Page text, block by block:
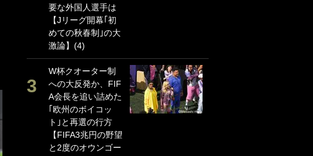
要な外国人選手は
【Jリーグ開幕｢初
めての秋春制｣の大
激論】(4)
W杯クオーター制
への大反発か、FIF
A会長を追い詰めた
｢欧州のボイコッ
ト｣と再選の行方
【FIFA3兆円の野望
と2度のオウンゴー